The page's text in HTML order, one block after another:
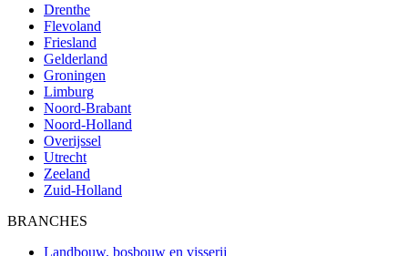
Drenthe
Flevoland
Friesland
Gelderland
Groningen
Limburg
Noord-Brabant
Noord-Holland
Overijssel
Utrecht
Zeeland
Zuid-Holland
BRANCHES
Landbouw, bosbouw en visserij